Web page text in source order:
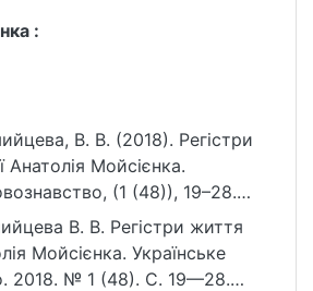
:
В. В. (2018). Регістри
Анатолія Мойсієнка.
(1 (48)), 19–28.
um/48(2018).19-28
В. В. Регістри життя
Мойсієнка. Українське
2018. № 1 (48). С. 19—28.